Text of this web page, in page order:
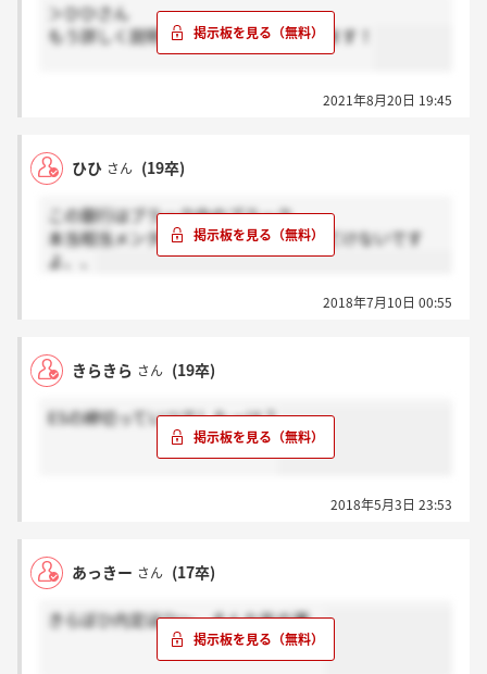
＞ひひさん
もう詳しく説明できますか？お願いします！
2021年8月20日 19:45
ひひ さん (19卒)
この銀行はブラック中のブラック、、
本当相当メンタル強くないと多分生きてけないです
よ、、
2018年7月10日 00:55
きらきら さん (19卒)
ESの締切っていつでしたっけ？
2018年5月3日 23:53
あっきー さん (17卒)
きらぼひ内定ほひ～。そんな年の瀬。